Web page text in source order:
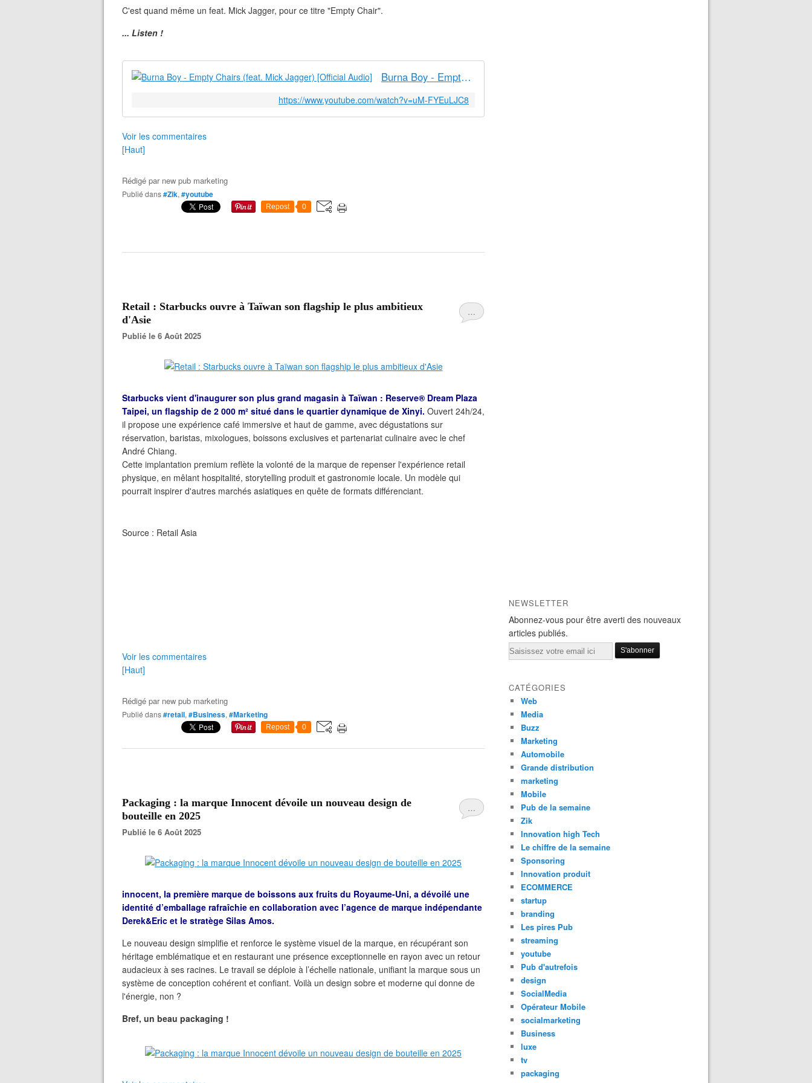
C'est quand même un feat. Mick Jagger, pour ce titre "Empty Chair".
... Listen !
Burna Boy - Empty Chairs (feat. Mick Jagger) [Official Audio]
https://www.youtube.com/watch?v=uM-FYEuLJC8
Voir les commentaires
[Haut]
Rédigé par new pub marketing
Publié dans#Zik, #youtube
Repost 0
…
Retail : Starbucks ouvre à Taïwan son flagship le plus ambitieux
d'Asie
Publié le 6 Août 2025
Starbucks vient d'inaugurer son plus grand magasin à Taïwan : Reserve® Dream Plaza
Taipei, un flagship de 2 000 m² situé dans le quartier dynamique de Xinyi. Ouvert 24h/24,
il propose une expérience café immersive et haut de gamme, avec dégustations sur
réservation, baristas, mixologues, boissons exclusives et partenariat culinaire avec le chef
André Chiang.
Cette implantation premium reflète la volonté de la marque de repenser l'expérience retail
physique, en mêlant hospitalité, storytelling produit et gastronomie locale. Un modèle qui
pourrait inspirer d'autres marchés asiatiques en quête de formats différenciant.
Source : Retail Asia
Voir les commentaires
[Haut]
Rédigé par new pub marketing
Publié dans#retail, #Business, #Marketing
Repost 0
…
Packaging : la marque Innocent dévoile un nouveau design de
bouteille en 2025
Publié le 6 Août 2025
innocent, la première marque de boissons aux fruits du Royaume-Uni, a dévoilé une
identité d’emballage rafraîchie en collaboration avec l’agence de marque indépendante
Derek&Eric et le stratège Silas Amos.
Le nouveau design simplifie et renforce le système visuel de la marque, en récupérant son
héritage emblématique et en restaurant une présence exceptionnelle en rayon avec un retour
audacieux à ses racines. Le travail se déploie à l’échelle nationale, unifiant la marque sous un
système de conception cohérent et confiant. Voilà un design sobre et moderne qui donne de
l'énergie, non ?
Bref, un beau packaging !
NEWSLETTER
Abonnez-vous pour être averti des nouveaux
articles publiés.
Email
CATÉGORIES
Web
Media
Buzz
Marketing
Automobile
Grande distribution
marketing
Mobile
Pub de la semaine
Zik
Innovation high Tech
Le chiffre de la semaine
Sponsoring
Innovation produit
ECOMMERCE
startup
branding
Les pires Pub
streaming
youtube
Pub d'autrefois
design
SocialMedia
Opérateur Mobile
socialmarketing
Business
luxe
tv
packaging